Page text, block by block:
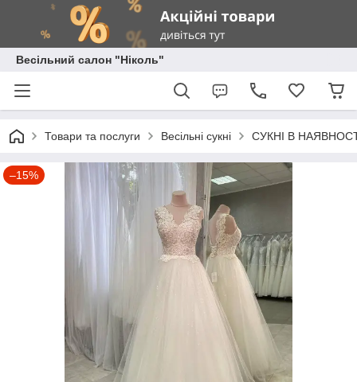
Весільний салон "Ніколь"
Товари та послуги Весільні сукні СУКНІ В
–15%